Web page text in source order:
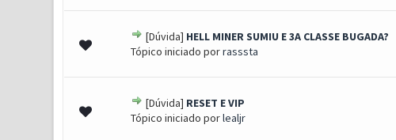
[Dúvida] HELL MINER SUMIU E 3A CLASSE BUGADA?
Tópico iniciado porrasssta
0 Voto(s) - 0 de 5 em média
123 45
[Dúvida] RESET E VIP
Tópico iniciado porlealjr
0 Voto(s) - 0 de 5 em média